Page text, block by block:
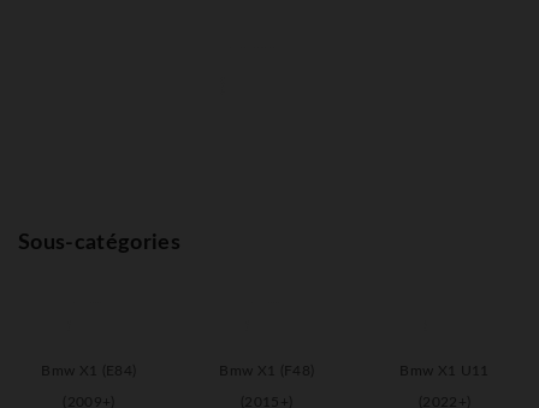
Sous-catégories
Bmw X1 (E84)
(2009+)
Bmw X1 (F48)
(2015+)
Bmw X1 U11
(2022+)